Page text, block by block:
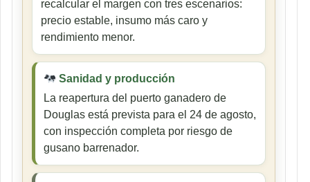
recalcular el margen con tres escenarios:
precio estable, insumo más caro y
rendimiento menor.
Sanidad y producción
La reapertura del puerto ganadero de
Douglas está prevista para el 24 de agosto,
con inspección completa por riesgo de
gusano barrenador.